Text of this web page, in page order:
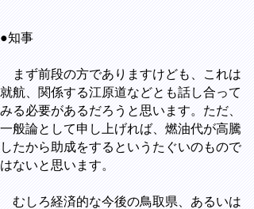
●知事
まず前段の方でありますけども、これは
就航、関係する江原道などとも話し合って
みる必要があるだろうと思います。ただ、
一般論として申し上げれば、燃油代が高騰
したから助成をするというたぐいのもので
はないと思います。
むしろ経済的な今後の鳥取県、あるいは